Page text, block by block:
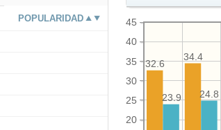
20
25
30
35
40
45
34.4
32.6
24.8
23.9
POPULARIDAD